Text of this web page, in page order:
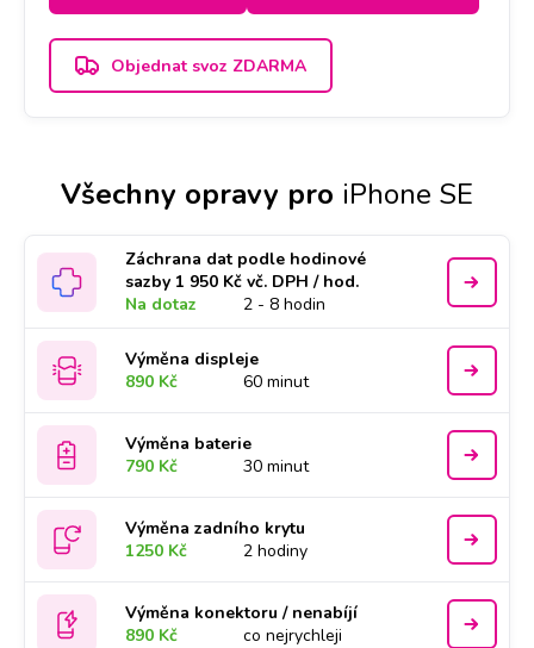
Objednat svoz ZDARMA
Všechny opravy pro iPhone SE
Záchrana dat podle hodinové
sazby 1 950 Kč vč. DPH / hod.
Na dotaz
2 - 8 hodin
Výměna displeje
890 Kč
60 minut
Výměna baterie
790 Kč
30 minut
Výměna zadního krytu
1250 Kč
2 hodiny
Výměna konektoru / nenabíjí
890 Kč
co nejrychleji